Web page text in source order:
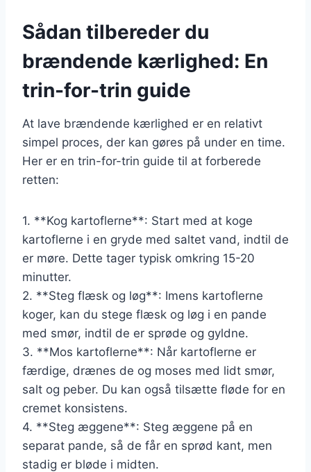
Sådan tilbereder du
brændende kærlighed: En
trin-for-trin guide
At lave brændende kærlighed er en relativt
simpel proces, der kan gøres på under en time.
Her er en trin-for-trin guide til at forberede
retten:
1. **Kog kartoflerne**: Start med at koge
kartoflerne i en gryde med saltet vand, indtil de
er møre. Dette tager typisk omkring 15-20
minutter.
2. **Steg flæsk og løg**: Imens kartoflerne
koger, kan du stege flæsk og løg i en pande
med smør, indtil de er sprøde og gyldne.
3. **Mos kartoflerne**: Når kartoflerne er
færdige, drænes de og moses med lidt smør,
salt og peber. Du kan også tilsætte fløde for en
cremet konsistens.
4. **Steg æggene**: Steg æggene på en
separat pande, så de får en sprød kant, men
stadig er bløde i midten.